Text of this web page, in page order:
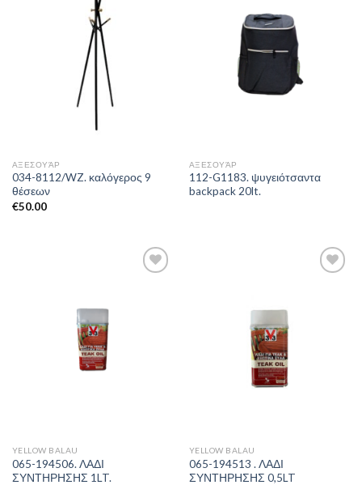
ΑΞΕΣΟΥΆΡ
034-8112/WZ. καλόγερος 9
θέσεων
€50.00
ΑΞΕΣΟΥΆΡ
112-G1183. ψυγειότσαντα
backpack 20lt.
YELLOW BALAU
065-194506. ΛΑΔΙ
ΣΥΝΤΗΡΗΣΗΣ 1LT.
YELLOW BALAU
065-194513 . ΛΑΔΙ
ΣΥΝΤΗΡΗΣΗΣ 0,5LT